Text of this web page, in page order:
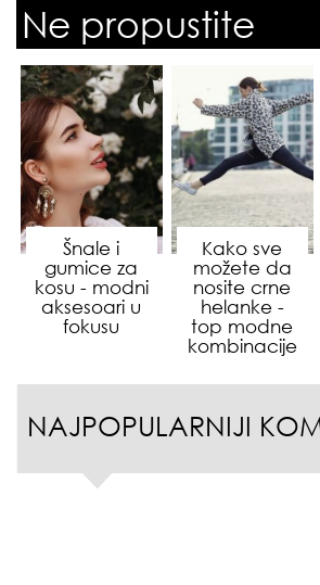
Ne propustite
Šnale i
gumice za
kosu - modni
aksesoari u
fokusu
Kako sve
možete da
nosite crne
helanke -
top modne
kombinacije
NAJPOPULARNIJI